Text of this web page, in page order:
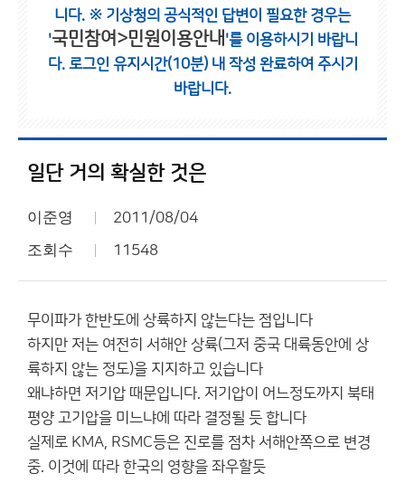
니다. ※ 기상청의 공식적인 답변이 필요한 경우는
'국민참여>민원이용안내 '를 이용하시기 바랍니
다. 로그인 유지시간(10분) 내 작성 완료하여 주시기
바랍니다.
일단 거의 확실한 것은
이준영 2011/08/04
조회수 11548
무이파가 한반도에 상륙하지 않는다는 점입니다
하지만 저는 여전히 서해안 상륙(그저 중국 대륙동안에 상
륙하지 않는 정도)을 지지하고 있습니다
왜냐하면 저기압 때문입니다. 저기압이 어느정도까지 북태
평양 고기압을 미느냐에 따라 결정될 듯 합니다
실제로 KMA, RSMC등은 진로를 점차 서해안쪽으로 변경
중. 이것에 따라 한국의 영향을 좌우할듯